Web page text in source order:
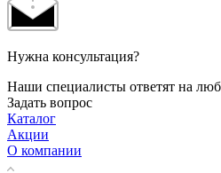
Нужна консультация?
Наши специалисты ответят на
Задать вопрос
Каталог
Акции
О компании